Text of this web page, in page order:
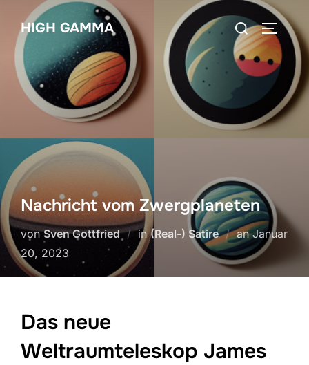
Inhalt
springen
HIGH GAMMA
Suchen
nach:
Nachricht vom Zwergplaneten
vonSven Gottfried in(Real-) Satire an
am
Januar
20, 2023
Das neue
Weltraumteleskop James